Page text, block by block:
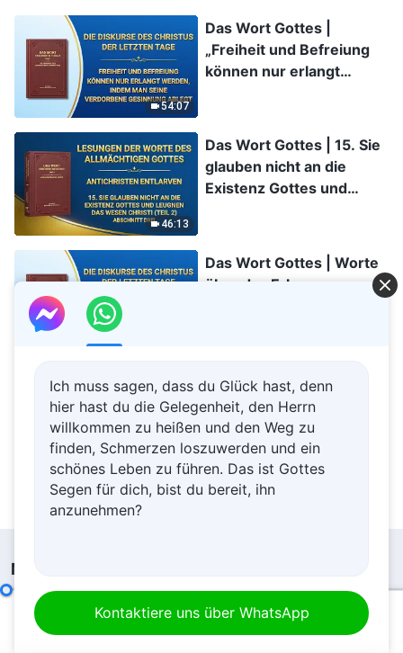
54:07
Das Wort Gottes |
„Freiheit und Befreiung
können nur erlangt
ablegt“
46:13
Das Wort Gottes | 15. Sie
glauben nicht an die
Existenz Gottes und
Drei)
Das Wort Gottes | Worte
über das Erkennen von
Das Wort Gottes | Die
Kundgebungen Gottes an
das gesamte Universum:
Die zwanzigste
Kundgebung
Menü
Startseite
Bücher
Videos
Hymnen
Ich muss sagen, dass du Glück hast, denn
hier hast du die Gelegenheit, den Herrn
willkommen zu heißen und den Weg zu
finden, Schmerzen loszuwerden und ein
schönes Leben zu führen. Das ist Gottes
Segen für dich, bist du bereit, ihn
anzunehmen?
Kontaktiere uns über WhatsApp